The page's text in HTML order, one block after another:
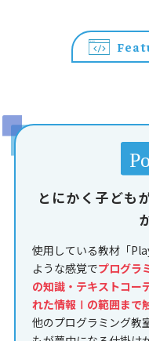
とにかく子ども
使用している教材「
ような感覚でプログラ
の知識・テキストコー
れた情報Ⅰの範囲まで
他のプログラミング教